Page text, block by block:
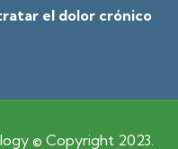
el dolor crónico
© Copyright 2023.